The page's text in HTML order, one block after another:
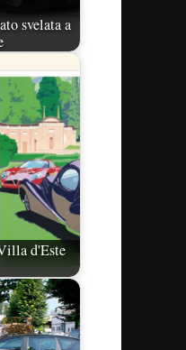
svelata a
d'Este